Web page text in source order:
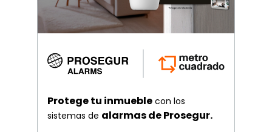
Protege tu inmueble con los
sistemas de alarmas de Prosegur.